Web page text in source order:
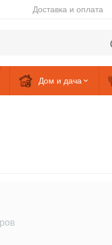
Доставка и оплата
Дом и дача